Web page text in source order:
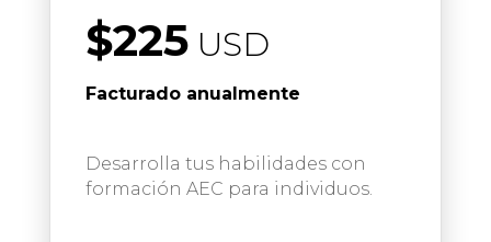
$225USD
Facturado anualmente
Desarrolla tus habilidades con
formación AEC para individuos.